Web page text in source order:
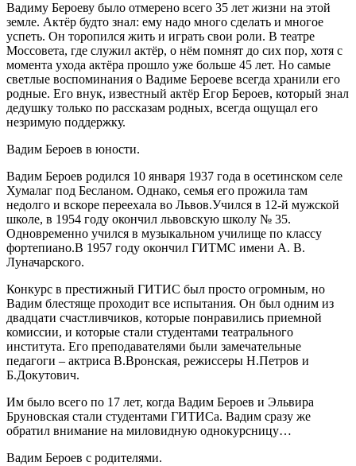
Вадиму Бероеву было отмерено всего 35 лет жизни на этой
земле. Актёр будто знал: ему надо много сделать и многое
успеть. Он торопился жить и играть свои роли. В театре
Моссовета, где служил актёр, о нём помнят до сих пор, хотя с
момента ухода актёра прошло уже больше 45 лет. Но самые
светлые воспоминания о Вадиме Бероеве всегда хранили его
родные. Его внук, известный актёр Егор Бероев, который знал
дедушку только по рассказам родных, всегда ощущал его
незримую поддержку.
Вадим Бероев в юности.
Вадим Бероев родился 10 января 1937 года в осетинском селе
Хумалаг под Бесланом. Однако, семья его прожила там
недолго и вскоре переехала во Львов.Учился в 12-й мужской
школе, в 1954 году окончил львовскую школу № 35.
Одновременно учился в музыкальном училище по классу
фортепиано.В 1957 году окончил ГИТМС имени А. В.
Луначарского.
Конкурс в престижный ГИТИС был просто огромным, но
Вадим блестяще проходит все испытания. Он был одним из
двадцати счастливчиков, которые понравились приемной
комиссии, и которые стали студентами театрального
института. Его преподавателями были замечательные
педагоги – актриса В.Вронская, режиссеры Н.Петров и
Б.Докутович.
Им было всего по 17 лет, когда Вадим Бероев и Эльвира
Бруновская стали студентами ГИТИСа. Вадим сразу же
обратил внимание на миловидную однокурсницу…
Вадим Бероев с родителями.